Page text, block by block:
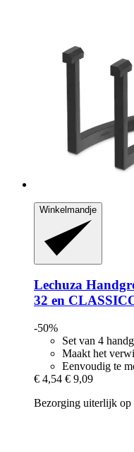
Winkelmandje
Lechuza
32 en
-50%
Set van 4
Maakt het
Eenvoudig te
€ 4,54 € 9,09
Bezorging uiterlijk op